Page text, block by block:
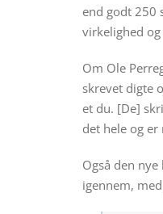
end godt 250
virkelighed
Om Ole
skrevet digte
et du. [De]
det hele og
Også den
igennem,